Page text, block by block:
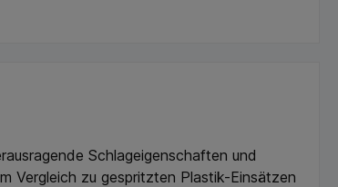
Schlageigenschaften und
Vergleich zu gespritzten Plastik-Einsätzen